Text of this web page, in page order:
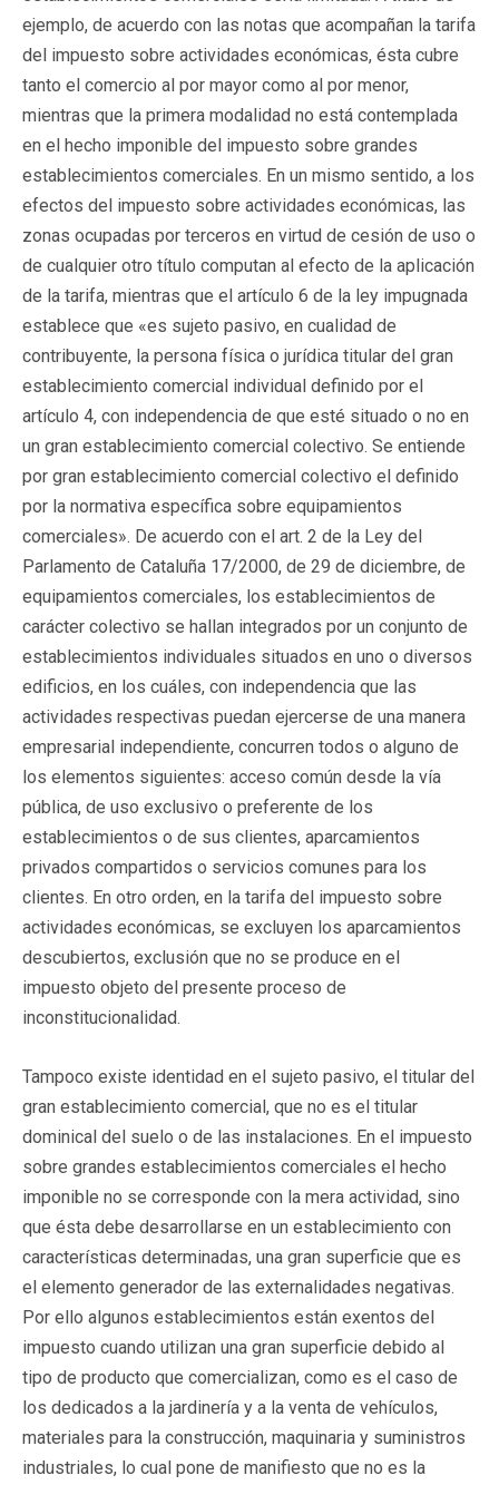
ejemplo, de acuerdo con las notas que acompañan la tarifa
del impuesto sobre actividades económicas, ésta cubre
tanto el comercio al por mayor como al por menor,
mientras que la primera modalidad no está contemplada
en el hecho imponible del impuesto sobre grandes
establecimientos comerciales. En un mismo sentido, a los
efectos del impuesto sobre actividades económicas, las
zonas ocupadas por terceros en virtud de cesión de uso o
de cualquier otro título computan al efecto de la aplicación
de la tarifa, mientras que el artículo 6 de la ley impugnada
establece que «es sujeto pasivo, en cualidad de
contribuyente, la persona física o jurídica titular del gran
establecimiento comercial individual definido por el
artículo 4, con independencia de que esté situado o no en
un gran establecimiento comercial colectivo. Se entiende
por gran establecimiento comercial colectivo el definido
por la normativa específica sobre equipamientos
comerciales». De acuerdo con el art. 2 de la Ley del
Parlamento de Cataluña 17/2000, de 29 de diciembre, de
equipamientos comerciales, los establecimientos de
carácter colectivo se hallan integrados por un conjunto de
establecimientos individuales situados en uno o diversos
edificios, en los cuáles, con independencia que las
actividades respectivas puedan ejercerse de una manera
empresarial independiente, concurren todos o alguno de
los elementos siguientes: acceso común desde la vía
pública, de uso exclusivo o preferente de los
establecimientos o de sus clientes, aparcamientos
privados compartidos o servicios comunes para los
clientes. En otro orden, en la tarifa del impuesto sobre
actividades económicas, se excluyen los aparcamientos
descubiertos, exclusión que no se produce en el
impuesto objeto del presente proceso de
inconstitucionalidad.
Tampoco existe identidad en el sujeto pasivo, el titular del
gran establecimiento comercial, que no es el titular
dominical del suelo o de las instalaciones. En el impuesto
sobre grandes establecimientos comerciales el hecho
imponible no se corresponde con la mera actividad, sino
que ésta debe desarrollarse en un establecimiento con
características determinadas, una gran superficie que es
el elemento generador de las externalidades negativas.
Por ello algunos establecimientos están exentos del
impuesto cuando utilizan una gran superficie debido al
tipo de producto que comercializan, como es el caso de
los dedicados a la jardinería y a la venta de vehículos,
materiales para la construcción, maquinaria y suministros
industriales, lo cual pone de manifiesto que no es la